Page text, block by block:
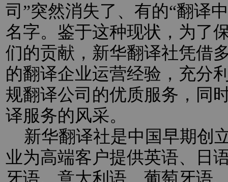
司”突然消失了、有的“翻译
名字。鉴于这种现状，为了
们的贡献，新华翻译社凭借
的翻译企业运营经验，充分
规翻译公司的优质服务，同
译服务的风采。
新华翻译社是中国早期创
业为高端客户提供英语、日
牙语、意大利语、葡萄牙语